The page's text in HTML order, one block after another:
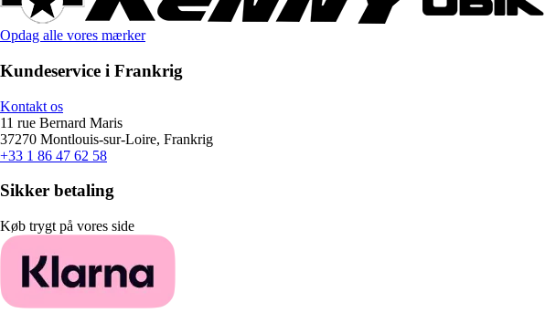
Opdag alle vores mærker
Kundeservice i Frankrig
Kontakt os
11 rue Bernard Maris
37270 Montlouis-sur-Loire, Frankrig
+33 1 86 47 62 58
Sikker betaling
Køb trygt på vores side